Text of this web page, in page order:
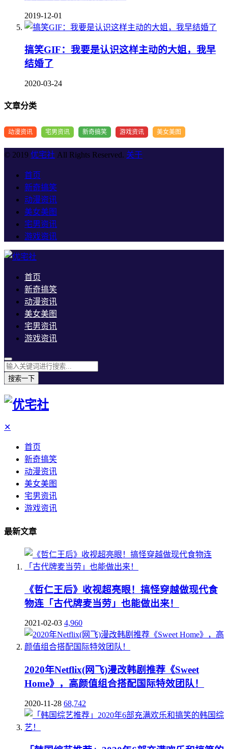
2019-12-01
搞笑GIF：我要是认识这样主动的大姐，我早
结婚了
2020-03-24
文章分类
动漫资讯 宅男资讯 新奇搞笑 游戏资讯 美女美图
© 2019 优宅社 All Rights Reserved. 关于
首页
新奇搞笑
动漫资讯
美女美图
宅男资讯
游戏资讯
首页
新奇搞笑
动漫资讯
美女美图
宅男资讯
游戏资讯
搜索一下
✕
首页
新奇搞笑
动漫资讯
美女美图
宅男资讯
游戏资讯
最新文章
《哲仁王后》收视超亮眼！搞怪穿越做现代食
物连「古代牌麦当劳」也能做出来！
2021-02-03 4,960
2020年Netflix(网飞)漫改韩剧推荐《Sweet
Home》，高颜值组合搭配国际特效团队！
2020-11-28 68,742